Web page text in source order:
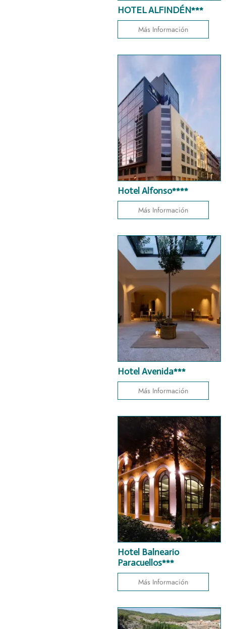
HOTEL ALFINDÉN***
Más Información
Hotel Alfonso****
Más Información
Hotel Avenida***
Más Información
Hotel Balneario
Paracuellos***
Más Información